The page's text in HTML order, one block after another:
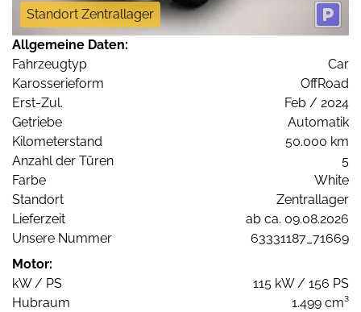
Standort Zentrallager
Allgemeine Daten:
Fahrzeugtyp
Car
Karosserieform
OffRoad
Erst-Zul.
Feb / 2024
Getriebe
Automatik
Kilometerstand
50.000 km
Anzahl der Türen
5
Farbe
White
Standort
Zentrallager
Lieferzeit
ab ca. 09.08.2026
Unsere Nummer
63331187_71669
Motor:
kW / PS
115 kW / 156 PS
Hubraum
1.499 cm³